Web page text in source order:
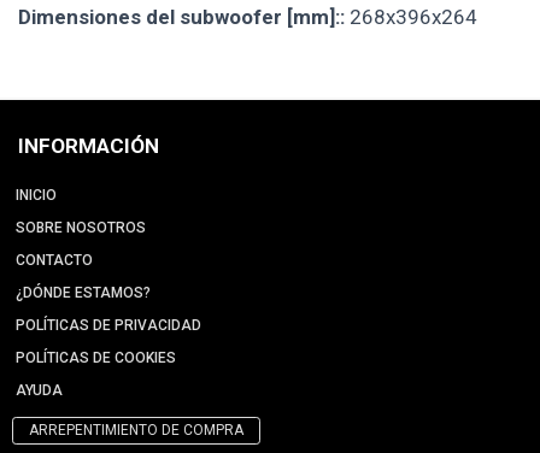
Dimensiones del subwoofer [mm]:: 268x396x264
INFORMACIÓN
INICIO
SOBRE NOSOTROS
CONTACTO
¿DÓNDE ESTAMOS?
POLÍTICAS DE PRIVACIDAD
POLÍTICAS DE COOKIES
AYUDA
ARREPENTIMIENTO DE COMPRA